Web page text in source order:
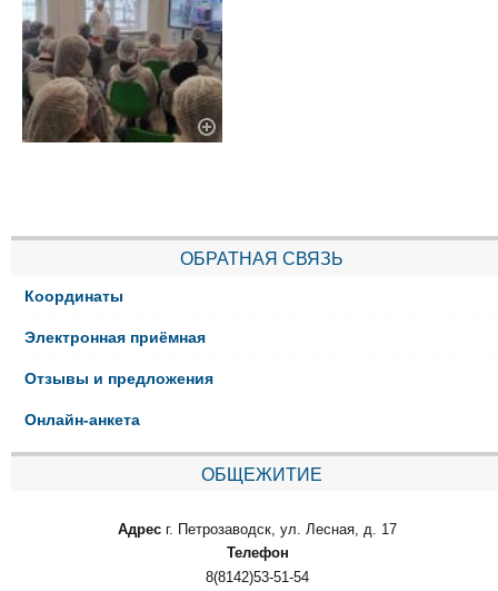
ОБРАТНАЯ СВЯЗЬ
Координаты
Электронная приёмная
Отзывы и предложения
Онлайн-анкета
ОБЩЕЖИТИЕ
Адрес г. Петрозаводск, ул. Лесная, д. 17
Телефон
8(8142)53-51-54